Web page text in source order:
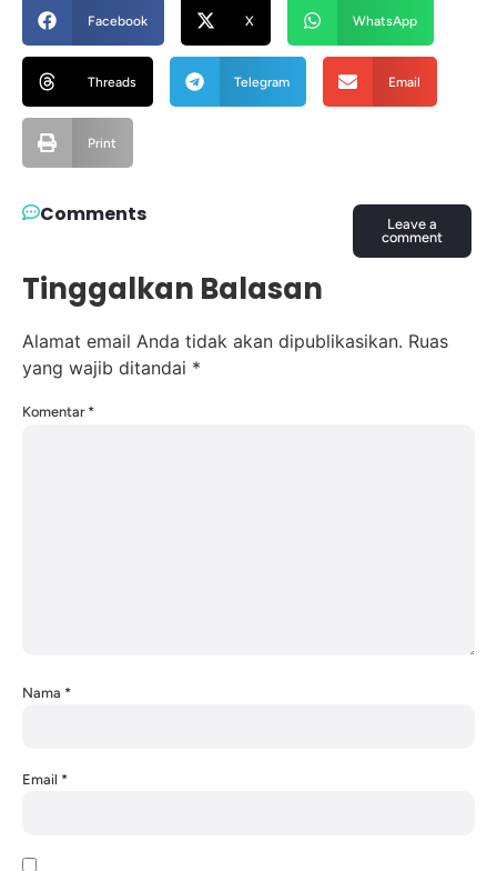
Facebook X WhatsApp
Threads Telegram Email
Print
Comments
Leave a
comment
Tinggalkan Balasan
Alamat email Anda tidak akan dipublikasikan. Ruas
yang wajib ditandai *
Komentar *
Nama *
Email *